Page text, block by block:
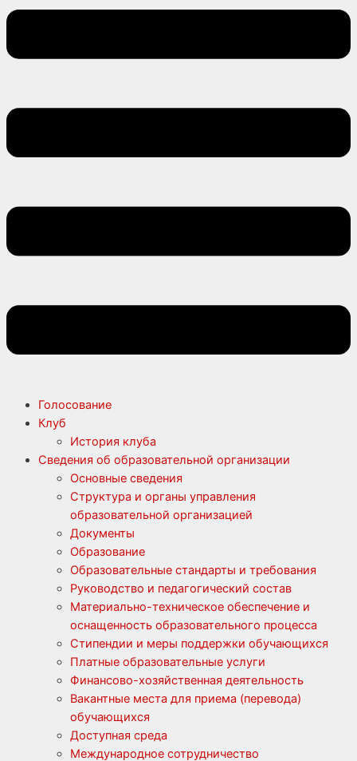
Голосование
Клуб
История клуба
Сведения об образовательной организации
Основные сведения
Структура и органы управления
образовательной организацией
Документы
Образование
Образовательные стандарты и требования
Руководство и педагогический состав
Материально-техническое обеспечение и
оснащенность образовательного процесса
Стипендии и меры поддержки обучающихся
Платные образовательные услуги
Финансово-хозяйственная деятельность
Вакантные места для приема (перевода)
обучающихся
Доступная среда
Международное сотрудничество